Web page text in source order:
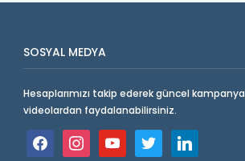
SOSYAL MEDYA
Hesaplarımızı takip ederek güncel kampanya
videolardan faydalanabilirsiniz.
facebookinstagramyoutube twitter linkedin